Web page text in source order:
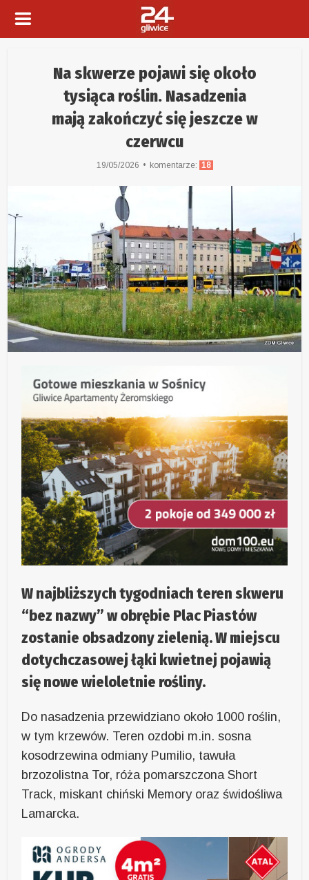
Na skwerze pojawi się około
tysiąca roślin. Nasadzenia
mają zakończyć się jeszcze w
czerwcu
19/05/2026 komentarze: 18
W najbliższych tygodniach teren skweru
“bez nazwy” w obrębie Plac Piastów
zostanie obsadzony zielenią. W miejscu
dotychczasowej łąki kwietnej pojawią
się nowe wieloletnie rośliny.
Do nasadzenia przewidziano około 1000 roślin,
w tym krzewów. Teren ozdobi m.in. sosna
kosodrzewina odmiany Pumilio, tawuła
brzozolistna Tor, róża pomarszczona Short
Track, miskant chiński Memory oraz świdośliwa
Lamarcka.